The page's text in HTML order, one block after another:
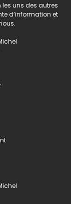
uns des autres
d’information et